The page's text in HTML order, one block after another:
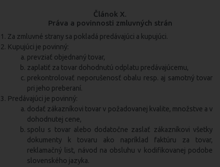
Článok X.
Práva a povinnosti zmluvných strán
Za zmluvné strany sa pokladá predávajúci a kupujúci.
Kupujúci je povinný:
prevziať objednaný tovar,
zaplatiť za tovar dohodnutú odplatu predávajúcemu,
prekontrolovať neporušenosť obalu resp. aj samotný tovar
pri jeho preberaní.
Predávajúci je povinný:
dodať zákazníkovi tovar v požadovanej kvalite, množstve a v
dohodnutej cene,
spolu s tovar alebo dodatočne zaslať zákazníkovi všetky
dokumenty k tovaru ako napríklad faktúru za tovar,
reklamačný list, návod na obsluhu v kodifikovanej podobe
slovenského jazyka.